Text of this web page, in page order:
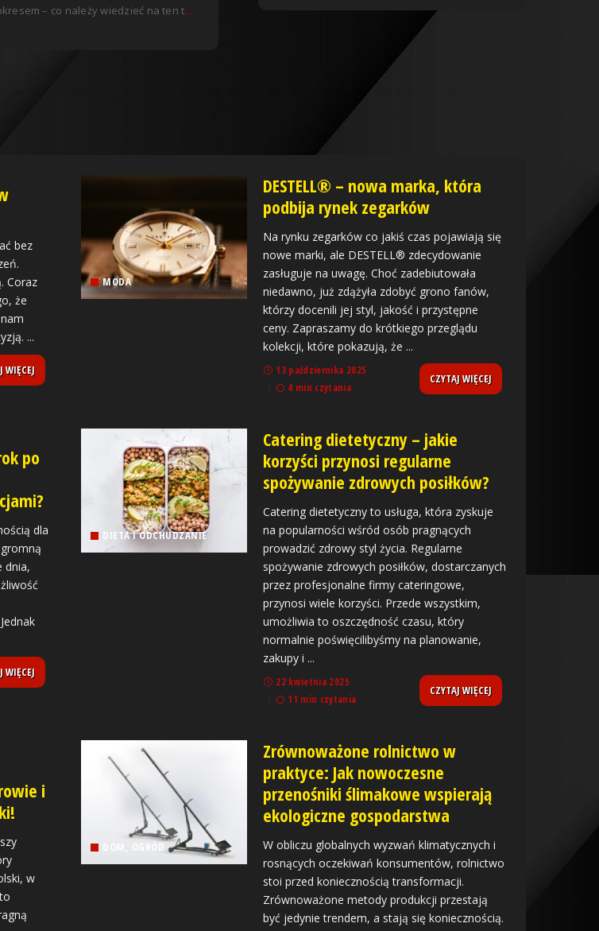
– co należy wiedzieć na ten temat?
bez
Coraz
że
...
WIĘCEJ
MODA
DESTELL® – nowa marka, która
podbija rynek zegarków
Na rynku zegarków co jakiś czas pojawiają się
nowe marki, ale DESTELL® zdecydowanie
zasługuje na uwagę. Choć zadebiutowała
niedawno, już zdążyła zdobyć grono fanów,
którzy docenili jej styl, jakość i przystępne
ceny. Zapraszamy do krótkiego przeglądu
kolekcji, które pokazują, że ...
13 października 2025
4 min czytania
CZYTAJ WIĘCEJ
po
dla
dnia,
WIĘCEJ
DIETA I ODCHUDZANIE
Catering dietetyczny – jakie
korzyści przynosi regularne
spożywanie zdrowych posiłków?
Catering dietetyczny to usługa, która zyskuje
na popularności wśród osób pragnących
prowadzić zdrowy styl życia. Regularne
spożywanie zdrowych posiłków, dostarczanych
przez profesjonalne firmy cateringowe,
przynosi wiele korzyści. Przede wszystkim,
umożliwia to oszczędność czasu, który
normalnie poświęcilibyśmy na planowanie,
zakupy i ...
22 kwietnia 2025
11 min czytania
CZYTAJ WIĘCEJ
i
w
DOM, OGRÓD
Zrównoważone rolnictwo w
praktyce: Jak nowoczesne
przenośniki ślimakowe wspierają
ekologiczne gospodarstwa
W obliczu globalnych wyzwań klimatycznych i
rosnących oczekiwań konsumentów, rolnictwo
stoi przed koniecznością transformacji.
Zrównoważone metody produkcji przestają
być jedynie trendem, a stają się koniecznością.